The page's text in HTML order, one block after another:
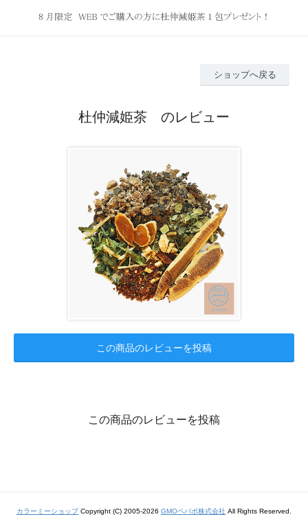
ショップへ戻る
杜仲減姫茶 のレビュー
この商品のレビューを投稿
この商品のレビューを投稿
カラーミーショップCopyright (C) 2005-2026 GMOペパボ株式会社 All Rights Reserved.